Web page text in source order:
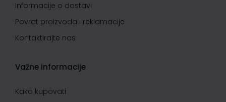
Informacije o dostavi
Povrat proizvoda i reklamacije
Kontaktirajte nas
Važne informacije
Kako kupovati